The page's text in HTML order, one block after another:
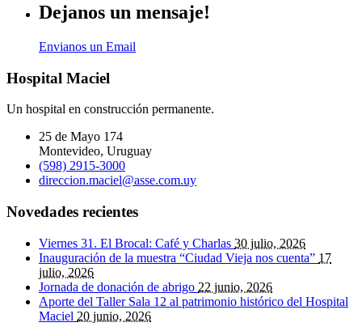
Dejanos un mensaje!
Envianos un Email
Hospital Maciel
Un hospital en construcción permanente.
25 de Mayo 174
Montevideo, Uruguay
(598) 2915-3000
direccion.maciel@asse.com.uy
Novedades recientes
Viernes 31. El Brocal: Café y Charlas 30 julio, 2026
Inauguración de la muestra “Ciudad Vieja nos cuenta” 17
julio, 2026
Jornada de donación de abrigo 22 junio, 2026
Aporte del Taller Sala 12 al patrimonio histórico del Hospital
Maciel 20 junio, 2026